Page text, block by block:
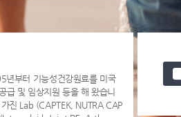
부터 기능성건강원료를 미국
급 및 임상지원 등을 해 왔습니
진 Lab (CAPTEK, NUTRA CAP